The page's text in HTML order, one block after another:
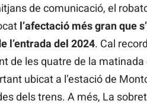
de comunicació, el
l’afectació més gran que
l’entrada del 2024. Cal
de les quatre de la matinada
ubicat a l’estació de
dels trens. A més, La